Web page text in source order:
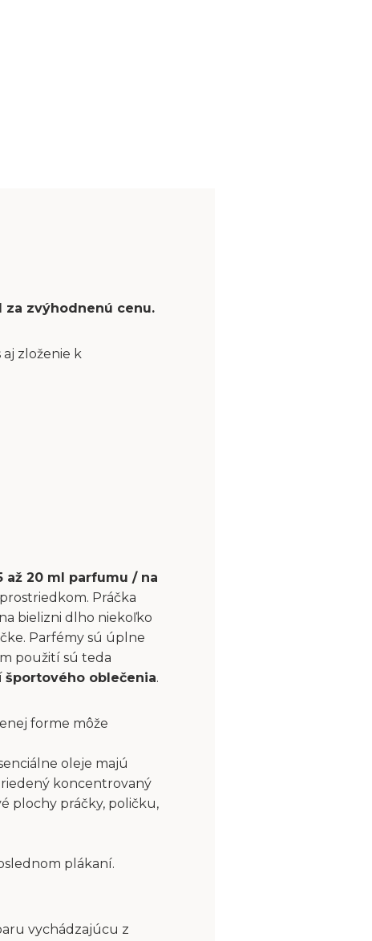
za zvýhodnenú cenu.
zloženie k
až 20 ml parfumu / na
Práčka
bielizni dlho niekoľko
Parfémy sú úplne
použití sú teda
športového oblečenia.
forme môže
oleje majú
koncentrovaný
plochy práčky, poličku,
plákaní.
vychádzajúcu z